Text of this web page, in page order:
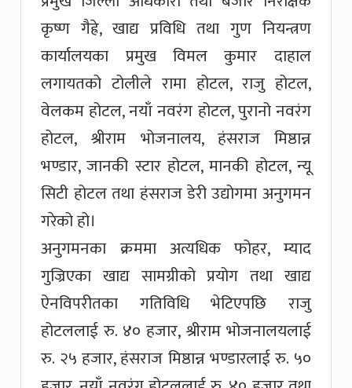
कृष्ण गैह्रे, खाद्य प्रविधि तथा गुण नियन्त्रण
कार्यालयका प्रमुख विमल कुमार दाहाल
लगायतको टोलीले रामा होटल, राजु होटल,
वेलकम होटल, नयाँ नवरंग होटल, पुरानो नवरंग
होटल, श्रीराम भोजनालय, हंसराज मिष्ठान्न
भण्डार, जानकी स्टार होटल, मानकी होटल, न्यू
सिटी होटल तथा हंसराज डेरी उद्योगमा अनुगमन
गरेको हो।
अनुगमनका क्रममा अत्यधिक फोहर, म्याद
गुज्रिएका खाद्य सामग्रीको प्रयोग तथा खाद्य
ऐनविपरीतका गतिविधि भेटिएपछि राजु
होटललाई रु. ४० हजार, श्रीराम भोजनालयलाई
रु. २५ हजार, हंसराज मिष्ठान्न भण्डारलाई रु. ५०